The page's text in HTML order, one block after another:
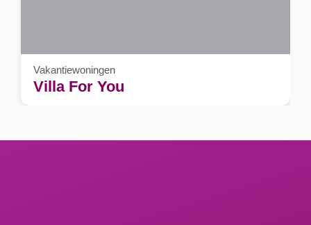
Vakantiewoningen
Villa For You